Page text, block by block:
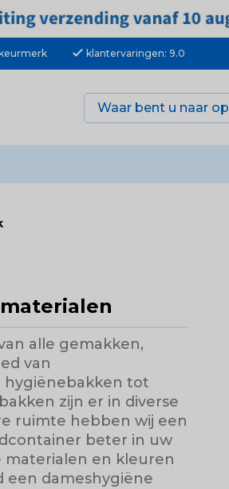
check klantervaringen: 9.0
alle gemakken,
van
hygiënebakken tot
zijn er in diverse
ruimte hebben wij een
beter in uw
materialen en kleuren
een dameshygiëne